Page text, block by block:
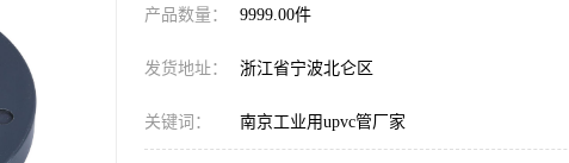
产品数量： 9999.00件
发货地址： 浙江省宁波北仑区
关键词： 南京工业用upvc管厂家